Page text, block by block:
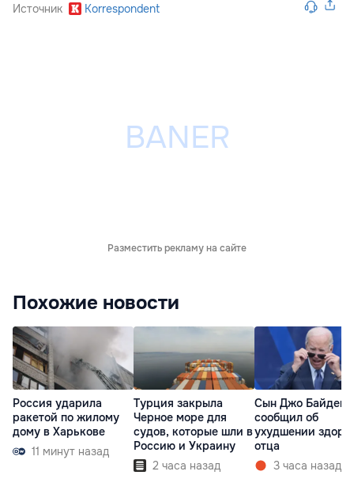
Источник Korrespondent
Разместить рекламу на сайте
Похожие новости
Россия ударила
ракетой по жилому
дому в Харькове
11 минут назад
Турция закрыла
Черное море для
судов, которые шли в
Россию и Украину
2 часа назад
Сын Джо Байдена
сообщил об
ухудшении
отца
3 часа назад